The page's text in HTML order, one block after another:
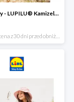
Hit cenowy - LUPILU® Kamizelka pikowana dziewczęca